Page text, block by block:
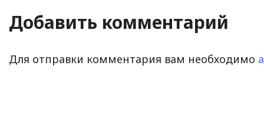
Добавить комментарий
Для отправки комментария вам необходимо